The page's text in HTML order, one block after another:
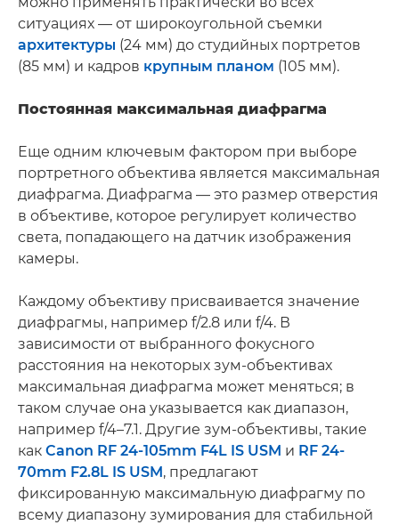
ситуациях — от широкоугольной съемки
архитектуры (24 мм) до студийных портретов
(85 мм) и кадров крупным планом (105 мм).
Постоянная максимальная диафрагма
Еще одним ключевым фактором при выборе
портретного объектива является максимальная
диафрагма. Диафрагма — это размер отверстия
в объективе, которое регулирует количество
света, попадающего на датчик изображения
камеры.
Каждому объективу присваивается значение
диафрагмы, например f/2.8 или f/4. В
зависимости от выбранного фокусного
расстояния на некоторых зум-объективах
максимальная диафрагма может меняться; в
таком случае она указывается как диапазон,
например f/4–7.1. Другие зум-объективы, такие
как Canon RF 24-105mm F4L IS USM и RF 24-
70mm F2.8L IS USM , предлагают
фиксированную максимальную диафрагму по
всему диапазону зумирования для стабильной